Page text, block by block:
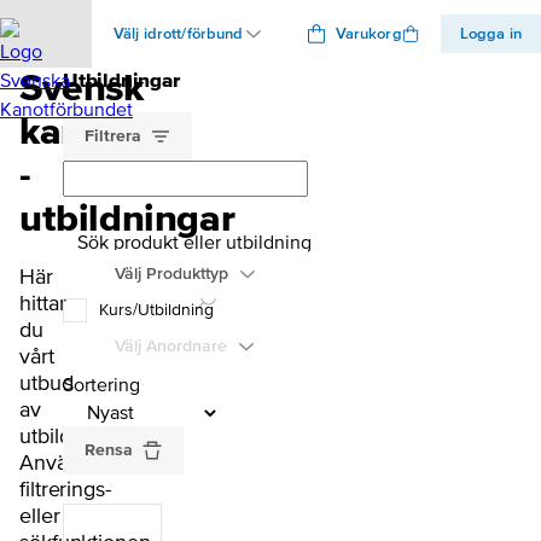
Välj idrott/förbund Varukorg Logga in
Svenska Kanotförbundet
Svensk
kanot
-
utbildningar
Här
hittar
du
vårt
utbud
av
utbildningar.
Använd
filtrerings-
eller
Utbildningar
Filtrera
Sök produkt eller utbildning
Välj Produkttyp
Kurs/Utbildning
Välj Anordnare
Sortering
Rensa